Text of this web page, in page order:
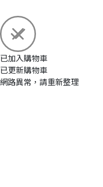
已加入購物車
已更新購物車
網路異常，請重新整理